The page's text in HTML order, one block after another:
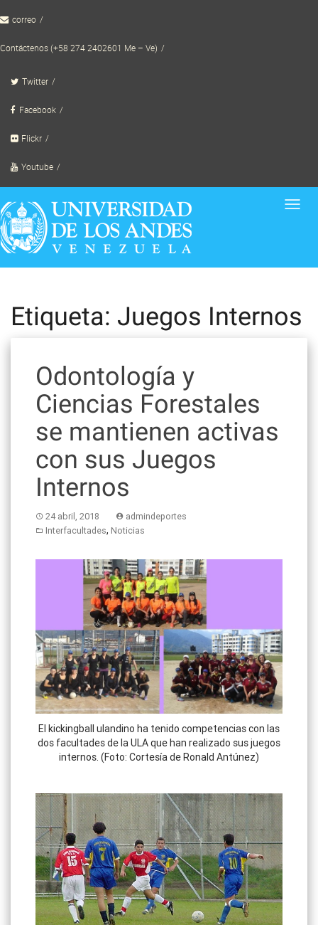
to correo
Contáctenos (+58 274 2402601 Me – Ve)
Twitter
Facebook
Flickr
Youtube
Etiqueta: Juegos Internos
Odontología y
Ciencias Forestales
se mantienen activas
con sus Juegos
Internos
24 abril, 2018
admindeportes
Interfacultades, Noticias
El kickingball ulandino ha tenido competencias con las
dos facultades de la ULA que han realizado sus juegos
internos. (Foto: Cortesía de Ronald Antúnez)